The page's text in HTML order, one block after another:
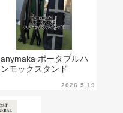
2026.5.19
anymaka ポータブルハ
ンモックスタンド